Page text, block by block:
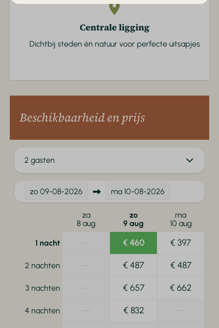
Centrale ligging
Dichtbij steden én natuur voor perfecte uitsapjes
Beschikbaarheid en prijs
2 gasten
zo 09-08-2026 ma 10-08-2026
za
8 aug
zo
9 aug
ma
10 aug
1 nacht € 460 € 397
2 nachten € 487 € 487
3 nachten € 657 € 662
4 nachten € 832